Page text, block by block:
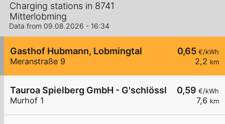
Charging stations in 8741
Mitterlobming
Data from 09.08.2026 - 16:34
0,65 €/kWh
2,2 km
Gasthof Hubmann, Lobmingtal
Meranstraße 9
0,59 €/kWh
7,6 km
Tauroa Spielberg GmbH - G'schlössl Murtal 1
Murhof 1